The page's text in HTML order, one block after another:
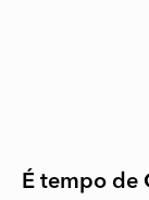
É tempo de